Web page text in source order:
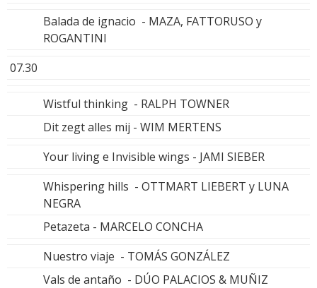
Balada de ignacio - MAZA, FATTORUSO y
ROGANTINI
07.30
Wistful thinking - RALPH TOWNER
Dit zegt alles mij - WIM MERTENS
Your living e Invisible wings - JAMI SIEBER
Whispering hills - OTTMART LIEBERT y LUNA
NEGRA
Petazeta - MARCELO CONCHA
Nuestro viaje - TOMÁS GONZÁLEZ
Vals de antaño - DÚO PALACIOS & MUÑIZ